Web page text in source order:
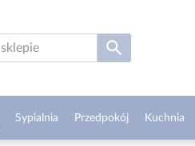
Sypialnia Przedpokój Kuchnia